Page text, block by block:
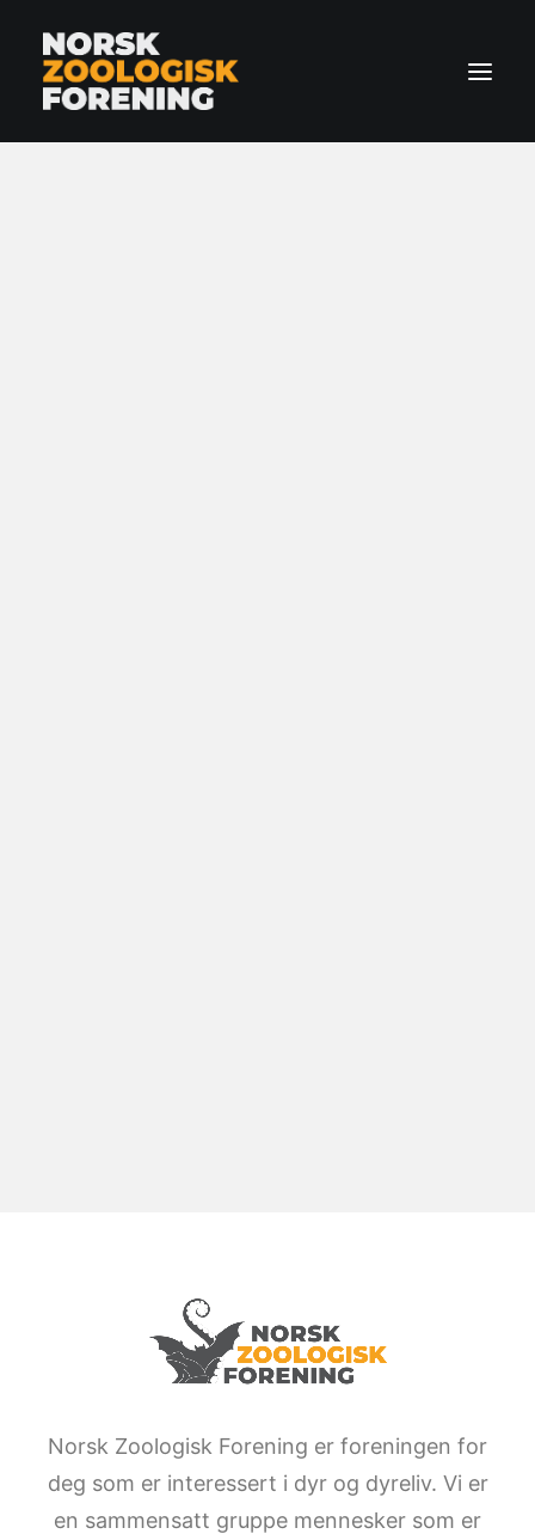
Norsk Zoologisk Forening er foreningen for
deg som er interessert i dyr og dyreliv. Vi er
en sammensatt gruppe mennesker som er